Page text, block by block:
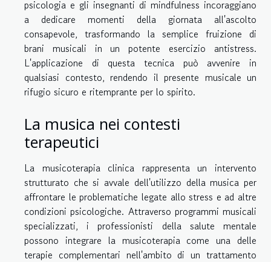
psicologia e gli insegnanti di mindfulness incoraggiano
a dedicare momenti della giornata all'ascolto
consapevole, trasformando la semplice fruizione di
brani musicali in un potente esercizio antistress.
L'applicazione di questa tecnica può avvenire in
qualsiasi contesto, rendendo il presente musicale un
rifugio sicuro e ritemprante per lo spirito.
La musica nei contesti
terapeutici
La musicoterapia clinica rappresenta un intervento
strutturato che si avvale dell'utilizzo della musica per
affrontare le problematiche legate allo stress e ad altre
condizioni psicologiche. Attraverso programmi musicali
specializzati, i professionisti della salute mentale
possono integrare la musicoterapia come una delle
terapie complementari nell'ambito di un trattamento